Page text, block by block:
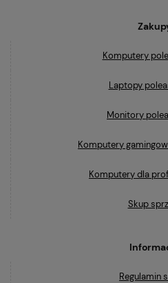
Komputery
Laptopy
Monitory
Komputery
Komputery dla
Skup
Regulamin